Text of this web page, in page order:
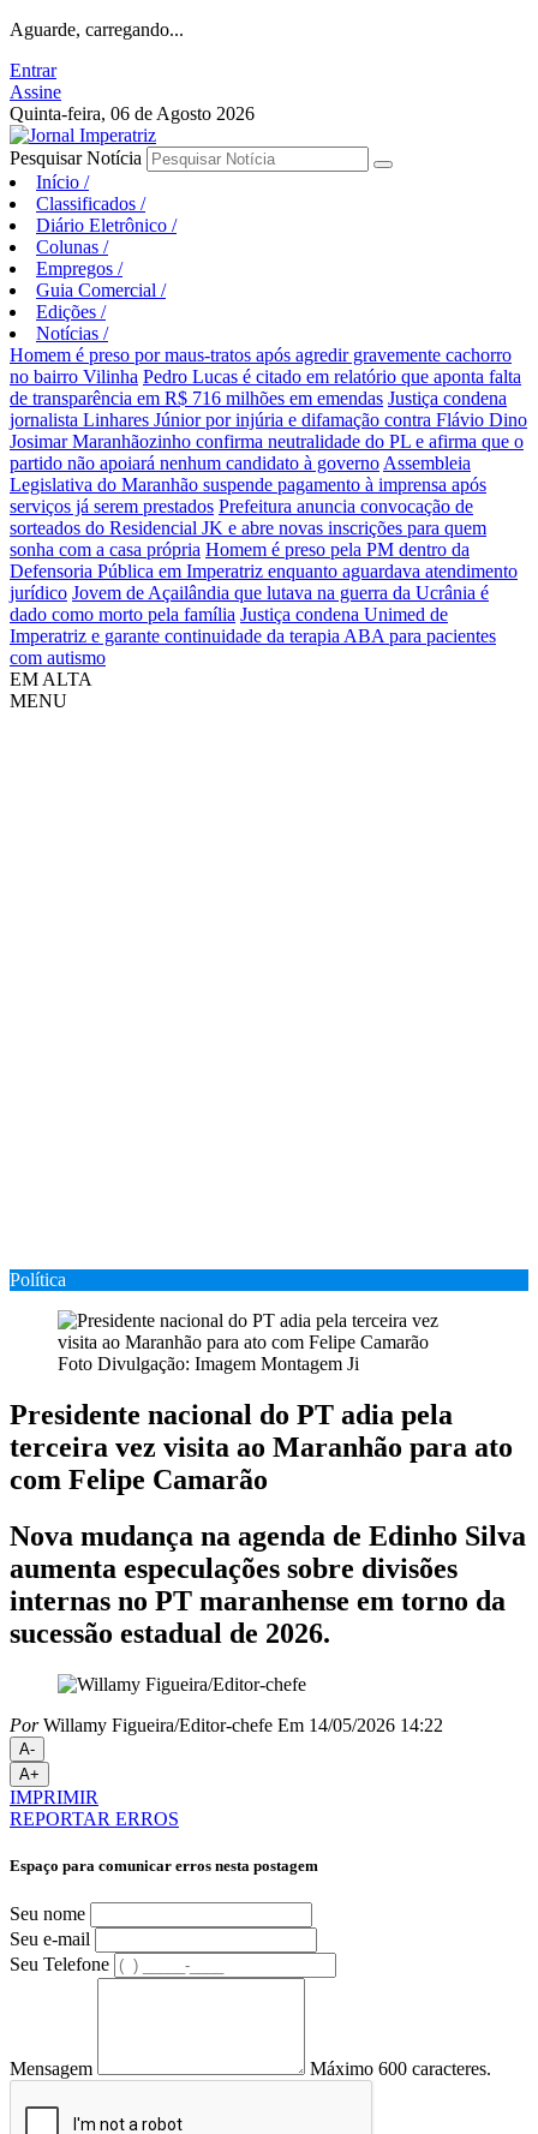
Aguarde, carregando...
Entrar
Assine
Quinta-feira, 06 de Agosto 2026
Pesquisar Notícia
Início /
Classificados /
Diário Eletrônico /
Colunas /
Empregos /
Guia Comercial /
Edições /
Notícias /
Homem é preso por maus-tratos após agredir gravemente cachorro
no bairro Vilinha Pedro Lucas é citado em relatório que aponta falta
de transparência em R$ 716 milhões em emendas Justiça condena
jornalista Linhares Júnior por injúria e difamação contra Flávio Dino
Josimar Maranhãozinho confirma neutralidade do PL e afirma que o
partido não apoiará nenhum candidato à governo Assembleia
Legislativa do Maranhão suspende pagamento à imprensa após
serviços já serem prestados Prefeitura anuncia convocação de
sorteados do Residencial JK e abre novas inscrições para quem
sonha com a casa própria Homem é preso pela PM dentro da
Defensoria Pública em Imperatriz enquanto aguardava atendimento
jurídico Jovem de Açailândia que lutava na guerra da Ucrânia é
dado como morto pela família Justiça condena Unimed de
Imperatriz e garante continuidade da terapia ABA para pacientes
com autismo
EM ALTA
MENU
Política
Foto Divulgação: Imagem Montagem Ji
Presidente nacional do PT adia pela
terceira vez visita ao Maranhão para ato
com Felipe Camarão
Nova mudança na agenda de Edinho Silva
aumenta especulações sobre divisões
internas no PT maranhense em torno da
sucessão estadual de 2026.
PorWillamy Figueira/Editor-chefe Em 14/05/2026 14:22
A-
A+
IMPRIMIR
REPORTAR ERROS
Espaço para comunicar erros nesta postagem
Seu nome
Seu e-mail
Seu Telefone
Mensagem Máximo 600 caracteres.